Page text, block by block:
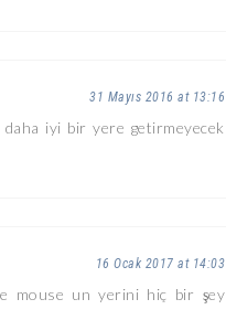
31 Mayıs 2016 at 13:16
daha iyi bir yere getirmeyecek
16 Ocak 2017 at 14:03
mouse un yerini hiç bir şey